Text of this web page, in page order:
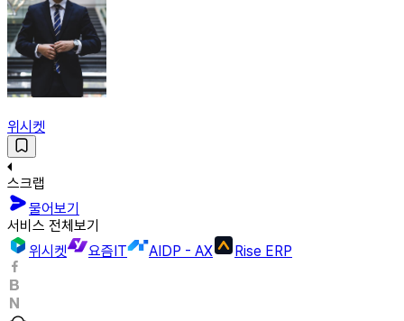
위시켓
스크랩
물어보기
서비스 전체보기
위시켓
요즘IT AIDP - AX Rise ERP